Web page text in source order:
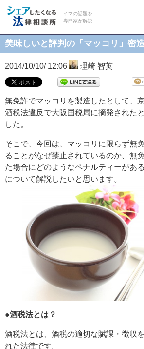
イマの話題を
専門家が解説
美味しいと評判の「マッコリ」密
2014/10/10/ 12:06 理崎 智英
無免許でマッコリを製造したとして、
酒税法違反で大阪国税局に摘発された
した。
そこで、今回は、マッコリに限らず無
ることがなぜ禁止されているのか、無
た場合にどのようなペナルティーがあ
について解説したいと思います。
●酒税法とは？
酒税法とは、酒税の適切な賦課・徴収
れた法律です。